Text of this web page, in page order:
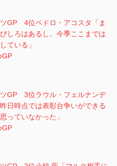
ツGP 4位ペドロ・アコスタ「ま
しろはあるし、今季ここまでは
ている」
ツGP 3位ラウル・フェルナンデ
日時点では表彰台争いができる
っていなかった」